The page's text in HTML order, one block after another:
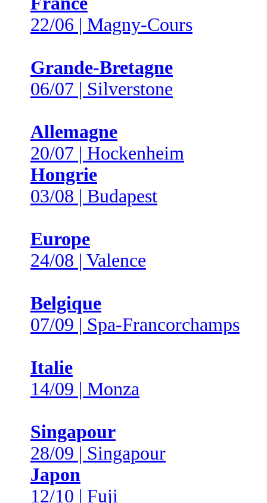
22/06 | Magny-Cours
Grande-Bretagne
06/07 | Silverstone
Allemagne
20/07 | Hockenheim
Hongrie
03/08 | Budapest
Europe
24/08 | Valence
Belgique
07/09 | Spa-Francorchamps
Italie
14/09 | Monza
Singapour
28/09 | Singapour
Japon
12/10 | Fuji